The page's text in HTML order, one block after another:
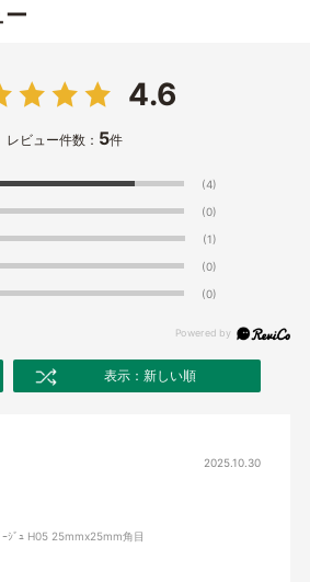
ー
4.6
レビュー件数： 5件
(4)
(0)
(1)
(0)
(0)
表示：新しい順
2025.10.30
ｼﾞｭ H05 25mmx25mm角目